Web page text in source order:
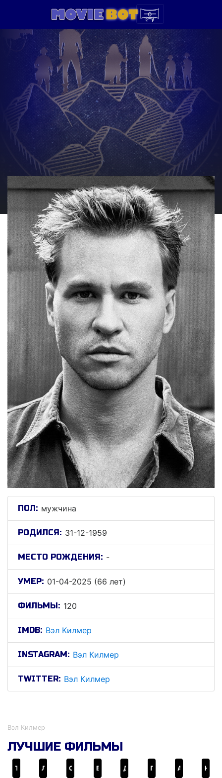
ПОЛ: мужчина
РОДИЛСЯ: 31-12-1959
МЕСТО РОЖДЕНИЯ: -
УМЕР: 01-04-2025 (66 лет)
ФИЛЬМЫ: 120
IMDB: Вэл Килмер
INSTAGRAM: Вэл Килмер
TWITTER: Вэл Килмер
Вэл Килмер
ЛУЧШИЕ ФИЛЬМЫ